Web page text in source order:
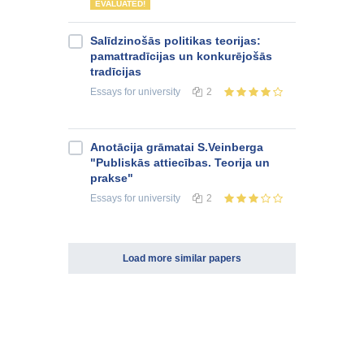
EVALUATED!
Salīdzinošās politikas teorijas:
pamattradīcijas un konkurējošās
tradīcijas
Essays for university 2
Anotācija grāmatai S.Veinberga
"Publiskās attiecības. Teorija un
prakse"
Essays for university 2
Load more similar papers